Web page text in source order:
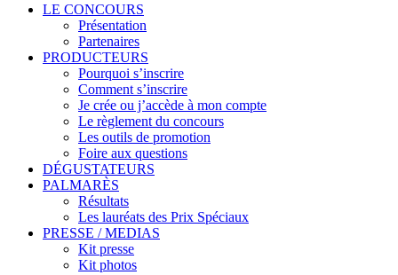
LE CONCOURS
Présentation
Partenaires
PRODUCTEURS
Pourquoi s’inscrire
Comment s’inscrire
Je crée ou j’accède à mon compte
Le règlement du concours
Les outils de promotion
Foire aux questions
DÉGUSTATEURS
PALMARÈS
Résultats
Les lauréats des Prix Spéciaux
PRESSE / MEDIAS
Kit presse
Kit photos